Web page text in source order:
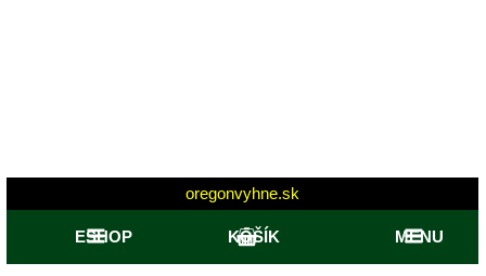
oregonvyhne.sk
ESHOP KOŠÍK MENU